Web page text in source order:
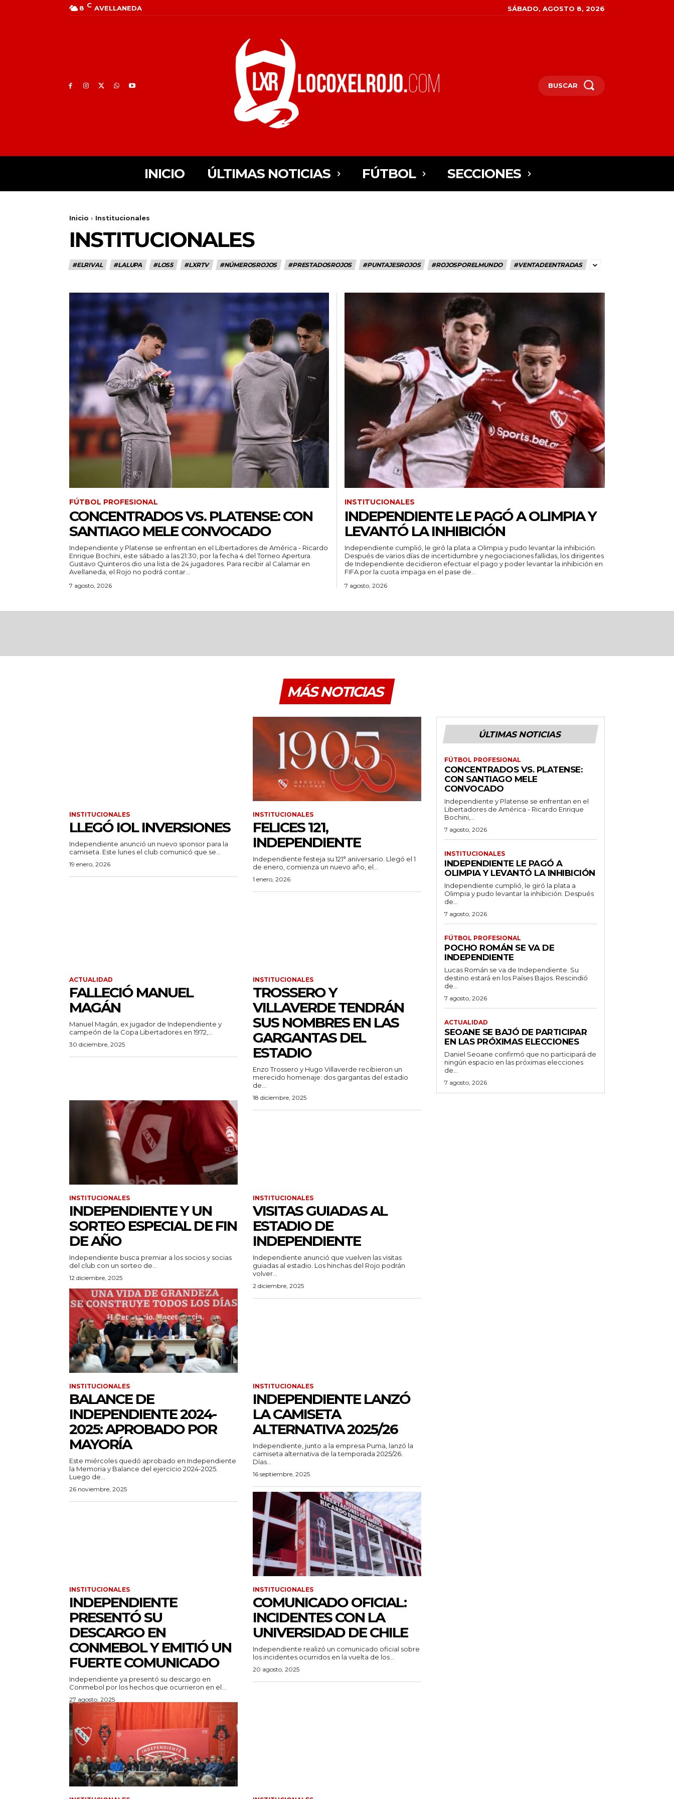
8 C AVELLANEDA SÁBADO, AGOSTO 8, 2026
BUSCAR
INICIO ÚLTIMAS NOTICIAS FÚTBOL SECCIONES
Inicio Institucionales
INSTITUCIONALES
#ELRIVAL #LALUPA #LOS5 #LXRTV #NÚMEROSROJOS #PRESTADOSROJOS #PUNTAJESROJOS #ROJOSPORELMUNDO #VENTADEENTRADAS
FÚTBOL PROFESIONAL
CONCENTRADOS VS. PLATENSE: CON
SANTIAGO MELE CONVOCADO
Independiente y Platense se enfrentan en el Libertadores de América - Ricardo
Enrique Bochini, este sábado a las 21:30, por la fecha 4 del Torneo Apertura.
Gustavo Quinteros dio una lista de 24 jugadores. Para recibir al Calamar en
Avellaneda, el Rojo no podrá contar...
7 agosto, 2026
INSTITUCIONALES
INDEPENDIENTE LE PAGÓ A OLIMPIA Y
LEVANTÓ LA INHIBICIÓN
Independiente cumplió, le giró la plata a Olimpia y pudo levantar la inhibición.
Después de varios días de incertidumbre y negociaciones fallidas, los dirigentes
de Independiente decidieron efectuar el pago y poder levantar la inhibición en
FIFA por la cuota impaga en el pase de...
7 agosto, 2026
MÁS NOTICIAS
INSTITUCIONALES
LLEGÓ IOL INVERSIONES
Independiente anunció un nuevo sponsor para la
camiseta. Este lunes el club comunicó que se...
19 enero, 2026
INSTITUCIONALES
FELICES 121,
INDEPENDIENTE
Independiente festeja su 121° aniversario. Llegó el 1
de enero, comienza un nuevo año, el...
1 enero, 2026
ACTUALIDAD
FALLECIÓ MANUEL
MAGÁN
Manuel Magán, ex jugador de Independiente y
campeón de la Copa Libertadores en 1972,...
30 diciembre, 2025
INSTITUCIONALES
TROSSERO Y
VILLAVERDE TENDRÁN
SUS NOMBRES EN LAS
GARGANTAS DEL
ESTADIO
Enzo Trossero y Hugo Villaverde recibieron un
merecido homenaje: dos gargantas del estadio
de...
18 diciembre, 2025
INSTITUCIONALES
INDEPENDIENTE Y UN
SORTEO ESPECIAL DE FIN
DE AÑO
Independiente busca premiar a los socios y socias
del club con un sorteo de...
12 diciembre, 2025
INSTITUCIONALES
VISITAS GUIADAS AL
ESTADIO DE
INDEPENDIENTE
Independiente anunció que vuelven las visitas
guiadas al estadio. Los hinchas del Rojo podrán
volver...
2 diciembre, 2025
INSTITUCIONALES
BALANCE DE
INDEPENDIENTE 2024-
2025: APROBADO POR
MAYORÍA
Este miércoles quedó aprobado en Independiente
la Memoria y Balance del ejercicio 2024-2025.
Luego de...
26 noviembre, 2025
INSTITUCIONALES
INDEPENDIENTE LANZÓ
LA CAMISETA
ALTERNATIVA 2025/26
Independiente, junto a la empresa Puma, lanzó la
camiseta alternativa de la temporada 2025/26.
Días...
16 septiembre, 2025
INSTITUCIONALES
INDEPENDIENTE
PRESENTÓ SU
DESCARGO EN
CONMEBOL Y EMITIÓ UN
FUERTE COMUNICADO
Independiente ya presentó su descargo en
Conmebol por los hechos que ocurrieron en el...
27 agosto, 2025
INSTITUCIONALES
COMUNICADO OFICIAL:
INCIDENTES CON LA
UNIVERSIDAD DE CHILE
Independiente realizó un comunicado oficial sobre
los incidentes ocurridos en la vuelta de los...
20 agosto, 2025
ÚLTIMAS NOTICIAS
FÚTBOL PROFESIONAL
CONCENTRADOS VS. PLATENSE:
CON SANTIAGO MELE
CONVOCADO
Independiente y Platense se enfrentan en el
Libertadores de América - Ricardo Enrique
Bochini,...
7 agosto, 2026
INSTITUCIONALES
INDEPENDIENTE LE PAGÓ A
OLIMPIA Y LEVANTÓ LA INHIBICIÓN
Independiente cumplió, le giró la plata a
Olimpia y pudo levantar la inhibición. Después
de...
7 agosto, 2026
FÚTBOL PROFESIONAL
POCHO ROMÁN SE VA DE
INDEPENDIENTE
Lucas Román se va de Independiente. Su
destino estará en los Países Bajos. Rescindió
de...
7 agosto, 2026
ACTUALIDAD
SEOANE SE BAJÓ DE PARTICIPAR
EN LAS PRÓXIMAS ELECCIONES
Daniel Seoane confirmó que no participará de
ningún espacio en las próximas elecciones
de...
7 agosto, 2026